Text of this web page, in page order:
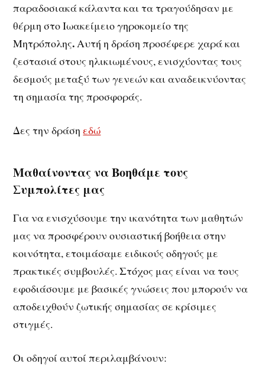
παραδοσιακά κάλαντα και τα τραγούδησαν με
θέρμη στο Ιωακείμειο γηροκομείο της
Μητρόπολης.Αυτή η δράση προσέφερε χαρά και
ζεστασιά στους ηλικιωμένους, ενισχύοντας τους
δεσμούς μεταξύ των γενεών και αναδεικνύοντας
τη σημασία της προσφοράς.
Δες την δράσηεδώ
Μαθαίνοντας να Βοηθάμε τους
Συμπολίτες μας
Για να ενισχύσουμε την ικανότητα των μαθητών
μας να προσφέρουν ουσιαστική βοήθεια στην
κοινότητα, ετοιμάσαμε ειδικούς οδηγούς με
πρακτικές συμβουλές. Στόχος μας είναι να τους
εφοδιάσουμε με βασικές γνώσεις που μπορούν να
αποδειχθούν ζωτικής σημασίας σε κρίσιμες
στιγμές.
Οι οδηγοί αυτοί περιλαμβάνουν: